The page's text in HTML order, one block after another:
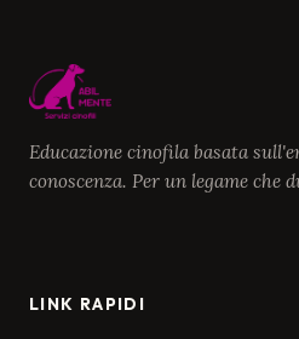
Educazione cinofila basata
conoscenza. Per un legame che
LINK RAPIDI